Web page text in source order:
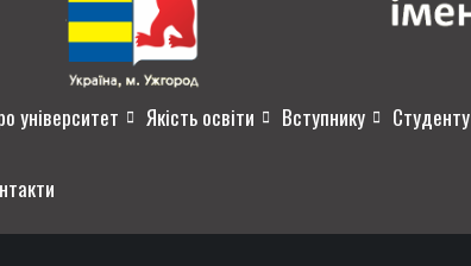
університет Якість освіти Вступнику Студенту